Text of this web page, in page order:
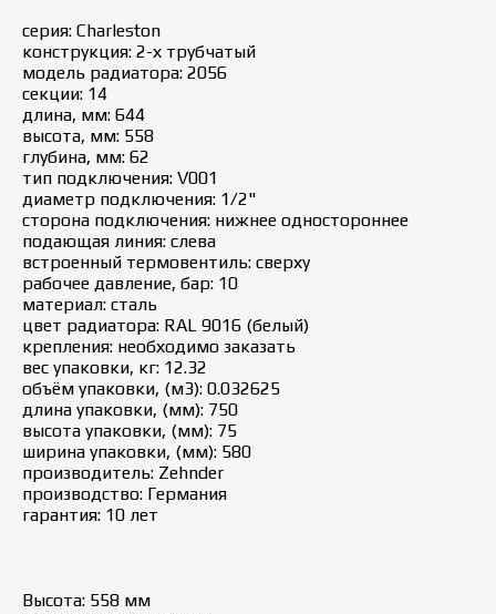
серия: Charleston
конструкция: 2-х трубчатый
модель радиатора: 2056
секции: 14
длина, мм: 644
высота, мм: 558
глубина, мм: 62
тип подключения: V001
диаметр подключения: 1/2"
сторона подключения: нижнее одностороннее
подающая линия: слева
встроенный термовентиль: сверху
рабочее давление, бар: 10
материал: сталь
цвет радиатора: RAL 9016 (белый)
крепления: необходимо заказать
вес упаковки, кг: 12.32
объём упаковки, (м3): 0.032625
длина упаковки, (мм): 750
высота упаковки, (мм): 75
ширина упаковки, (мм): 580
производитель: Zehnder
производство: Германия
гарантия: 10 лет
Высота: 558 мм